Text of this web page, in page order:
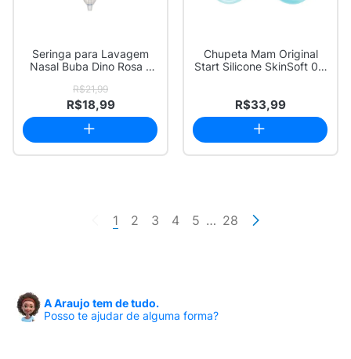
Seringa para Lavagem
Nasal Buba Dino Rosa 1
R$21,99
R$18,99
Chupeta Mam Original
Start Silicone SkinSoft 0 a
R$33,99
1 2 3 4 5 … 28
A Araujo tem de tudo.
Posso te ajudar de alguma forma?